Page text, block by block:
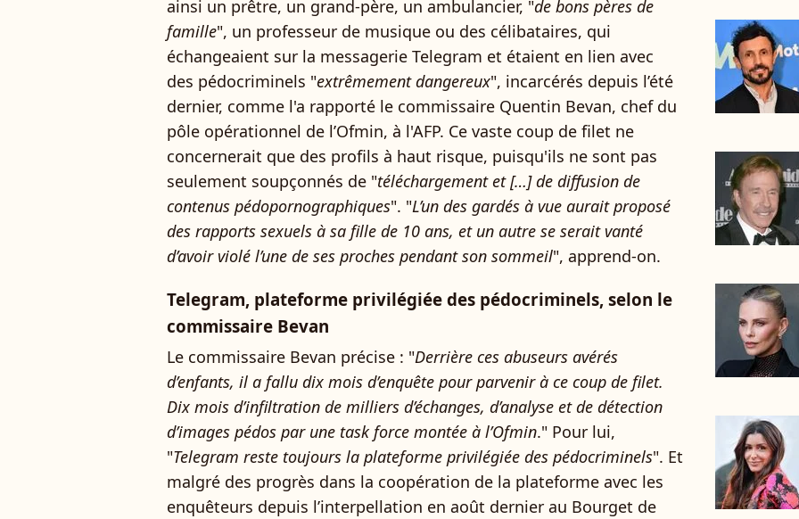
ainsi un prêtre, un grand-père, un ambulancier, "de bons pères de
famille", un professeur de musique ou des célibataires, qui
échangeaient sur la messagerie Telegram et étaient en lien avec
des pédocriminels "extrêmement dangereux", incarcérés depuis l’été
dernier, comme l'a rapporté le commissaire Quentin Bevan, chef du
pôle opérationnel de l’Ofmin, à l'AFP. Ce vaste coup de filet ne
concernerait que des profils à haut risque, puisqu'ils ne sont pas
seulement soupçonnés de "téléchargement et […] de diffusion de
contenus pédopornographiques". "L’un des gardés à vue aurait proposé
des rapports sexuels à sa fille de 10 ans, et un autre se serait vanté
d’avoir violé l’une de ses proches pendant son sommeil", apprend-on.
Telegram, plateforme privilégiée des pédocriminels, selon le
commissaire Bevan
Le commissaire Bevan précise : "Derrière ces abuseurs avérés
d’enfants, il a fallu dix mois d’enquête pour parvenir à ce coup de filet.
Dix mois d’infiltration de milliers d’échanges, d’analyse et de détection
d’images pédos par une task force montée à l’Ofmin." Pour lui,
"Telegram reste toujours la plateforme privilégiée des pédocriminels". Et
malgré des progrès dans la coopération de la plateforme avec les
enquêteurs depuis l’interpellation en août dernier au Bourget de